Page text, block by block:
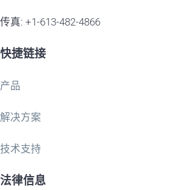
传真: +1-613-482-4866
快捷链接
产品
解决方案
技术支持
法律信息